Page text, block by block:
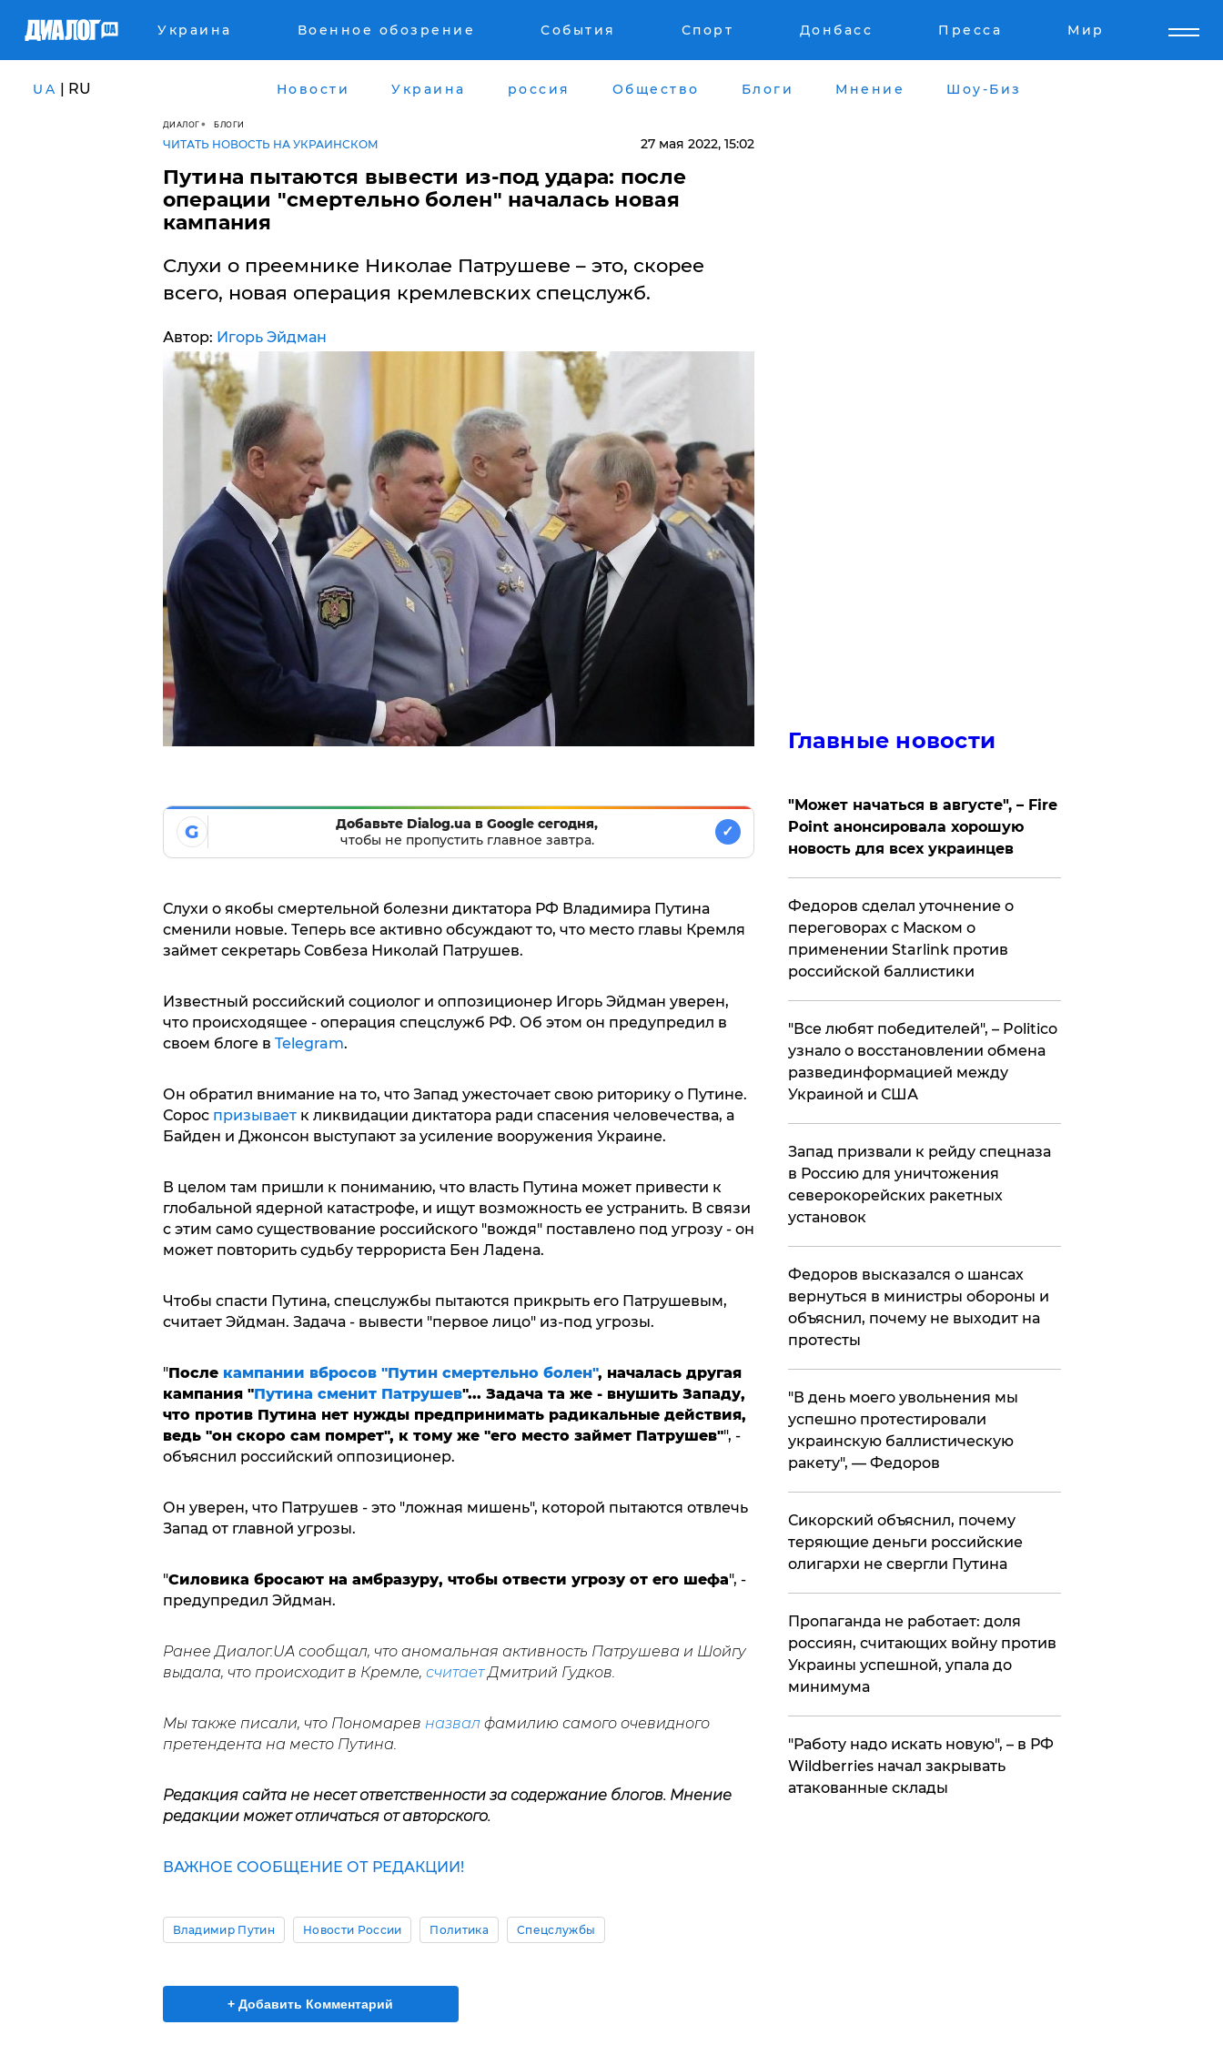
Украина Военное обозрение События Спорт Донбасс Пресса Мир
UA | RU Новости Украина россия Общество Блоги Мнение Шоу-Биз
ДИАЛОГ БЛОГИ
ЧИТАТЬ НОВОСТЬ НА УКРАИНСКОМ 27 мая 2022, 15:02
​Путина пытаются вывести из-под удара: после
операции "смертельно болен" началась новая
кампания
Слухи о преемнике Николае Патрушеве – это, скорее
всего, новая операция кремлевских спецслужб.
Автор: Игорь Эйдман
G
Добавьте Dialog.ua в Google сегодня,
чтобы не пропустить главное завтра.
✓
Слухи о якобы смертельной болезни диктатора РФ Владимира Путина
сменили новые. Теперь все активно обсуждают то, что место главы Кремля
займет секретарь Совбеза Николай Патрушев.
Известный российский социолог и оппозиционер Игорь Эйдман уверен,
что происходящее - операция спецслужб РФ. Об этом он предупредил в
своем блоге в Telegram.
Он обратил внимание на то, что Запад ужесточает свою риторику о Путине.
Сорос призываетк ликвидации диктатора ради спасения человечества, а
Байден и Джонсон выступают за усиление вооружения Украине.
В целом там пришли к пониманию, что власть Путина может привести к
глобальной ядерной катастрофе, и ищут возможность ее устранить. В связи
с этим само существование российского "вождя" поставлено под угрозу - он
может повторить судьбу террориста Бен Ладена.
Чтобы спасти Путина, спецслужбы пытаются прикрыть его Патрушевым,
считает Эйдман. Задача - вывести "первое лицо" из-под угрозы.
"После кампании вбросов "Путин смертельно болен", началась другая
кампания "Путина сменит Патрушев"... Задача та же - внушить Западу,
что против Путина нет нужды предпринимать радикальные действия,
ведь "он скоро сам помрет", к тому же "его место займет Патрушев"", -
объяснил российский оппозиционер.
Он уверен, что Патрушев - это "ложная мишень", которой пытаются отвлечь
Запад от главной угрозы.
"Силовика бросают на амбразуру, чтобы отвести угрозу от его шефа", -
предупредил Эйдман.
Ранее Диалог.UA сообщал, что аномальная активность Патрушева и Шойгу
выдала, что происходит в Кремле, считаетДмитрий Гудков.
Мы также писали, что Пономарев назвал фамилию самого очевидного
претендента на место Путина.
Редакция сайта не несет ответственности за содержание блогов. Мнение
редакции может отличаться от авторского.
ВАЖНОЕ СООБЩЕНИЕ ОТ РЕДАКЦИИ!
Владимир Путин Новости России Политика Спецслужбы
+ Добавить Комментарий
Главные новости
"Может начаться в августе", – Fire
Point анонсировала хорошую
новость для всех украинцев
Федоров сделал уточнение о
переговорах с Маском о
применении Starlink против
российской баллистики
​"Все любят победителей", – Politico
узнало о восстановлении обмена
развединформацией между
Украиной и США
Запад призвали к рейду спецназа
в Россию для уничтожения
северокорейских ракетных
установок
Федоров высказался о шансах
вернуться в министры обороны и
объяснил, почему не выходит на
протесты
​"В день моего увольнения мы
успешно протестировали
украинскую баллистическую
ракету", — Федоров
Сикорский объяснил, почему
теряющие деньги российские
олигархи не свергли Путина
​Пропаганда не работает: доля
россиян, считающих войну против
Украины успешной, упала до
минимума
"Работу надо искать новую", – в РФ
Wildberries начал закрывать
атакованные склады